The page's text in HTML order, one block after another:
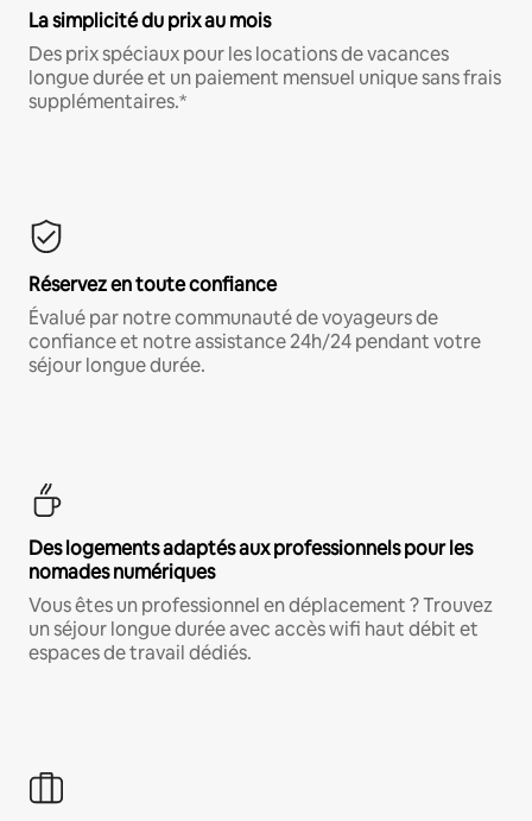
La simplicité du prix au mois
Des prix spéciaux pour les locations de vacances
longue durée et un paiement mensuel unique sans frais
supplémentaires.*
Réservez en toute confiance
Évalué par notre communauté de voyageurs de
confiance et notre assistance 24h/24 pendant votre
séjour longue durée.
Des logements adaptés aux professionnels pour les
nomades numériques
Vous êtes un professionnel en déplacement ? Trouvez
un séjour longue durée avec accès wifi haut débit et
espaces de travail dédiés.